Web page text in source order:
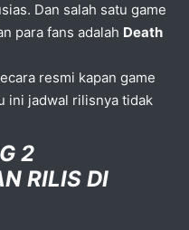
Dan salah satu game
para fans adalah Death
resmi kapan game
ini jadwal rilisnya tidak
2
RILIS DI